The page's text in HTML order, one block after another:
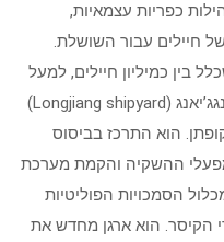
כפריות עצמאיות,
חיילים עבור השושלת.
בין כמיליון חיילים, למעל
. המספנות בלונגג’יאנג (Longjiang shipyard)
הוא התרכז בביסוס
ההשקיה והקמת מערכת
הסמכויות הפוליטיות
הקיסר. הוא ארגן מחדש את